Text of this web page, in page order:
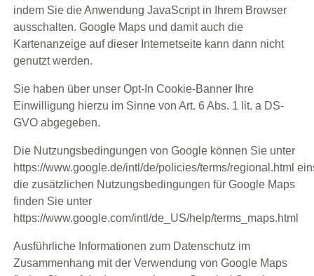
indem Sie die Anwendung JavaScript in Ihrem Browser
ausschalten. Google Maps und damit auch die
Kartenanzeige auf dieser Internetseite kann dann nicht
genutzt werden.
Sie haben über unser Opt-In Cookie-Banner Ihre
Einwilligung hierzu im Sinne von Art. 6 Abs. 1 lit. a DS-
GVO abgegeben.
Die Nutzungsbedingungen von Google können Sie unter
https://www.google.de/intl/de/policies/terms/regional.html
die zusätzlichen Nutzungsbedingungen für Google Maps
finden Sie unter
https://www.google.com/intl/de_US/help/terms_maps.html
Ausführliche Informationen zum Datenschutz im
Zusammenhang mit der Verwendung von Google Maps